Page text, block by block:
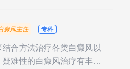
癜风主任 专科
合方法治疗各类白癜风以
疑难性的白癜风治疗有丰富